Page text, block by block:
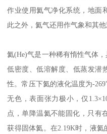
作业使用氦气净化系统，地面
此之外，氦气还用作气象和其他
氦(He)气是一种稀有惰性气体
低密度、低溶解度、低蒸发潜
性。常压下氦的液化温度为-
无色，表面张力极小，仅
点，单降温氦不能固化，只有
获得固体氦。在2.19K时，液